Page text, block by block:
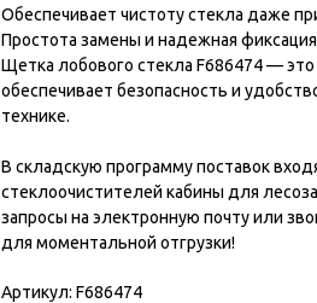
Обеспечивает чистоту стекла даже
Простота замены и надежная
Щетка лобового стекла F686474 —
обеспечивает безопасность и
технике.
В складскую программу поставок
стеклоочистителей кабины для
запросы на электронную почту или
для моментальной отгрузки!
Артикул: F686474